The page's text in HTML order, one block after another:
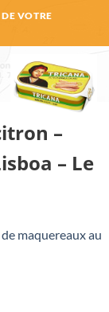
VOTRE
–
– Le
maquereaux au